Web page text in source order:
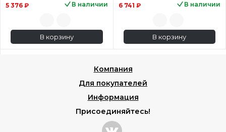
5 376 ₽
В наличии
В корзину
6 741 ₽
В наличии
В корзину
Компания
Для покупателей
Информация
Присоединяйтесь!